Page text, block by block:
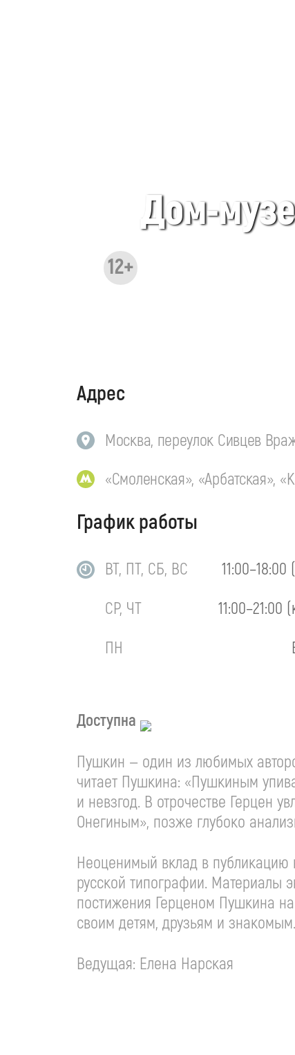
Дом-
12+
Адрес
Москва, переулок Сивцев
«Смоленская», «Арбатская»,
График работы
ВТ, ПТ, СБ, ВС
11:00–18:00
СР, ЧТ
11:00–21:00
ПН
Доступна
Пушкин — один из любимых
читает Пушкина: «Пушкиным
и невзгод. В отрочестве Герцен
Онегиным», позже глубоко
Неоценимый вклад в публикацию
русской типографии. Материалы
постижения Герценом Пушкина
своим детям, друзьям и знакомым.
Ведущая: Елена Нарская